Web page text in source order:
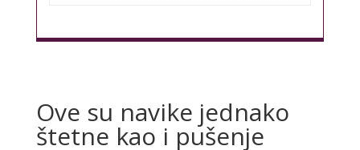
Ove su navike jednako
štetne kao i pušenje